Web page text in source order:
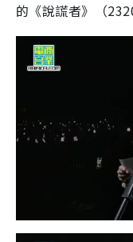
的《說謊者》（